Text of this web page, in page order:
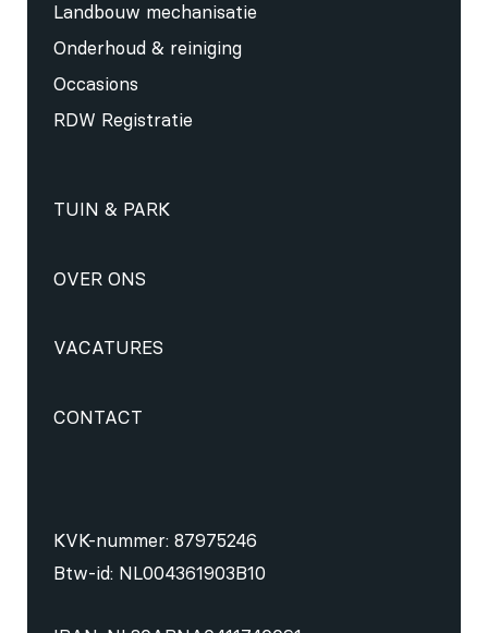
Landbouw mechanisatie
Onderhoud & reiniging
Occasions
RDW Registratie
TUIN & PARK
OVER ONS
VACATURES
CONTACT
KVK-nummer: 87975246
Btw-id: NL004361903B10